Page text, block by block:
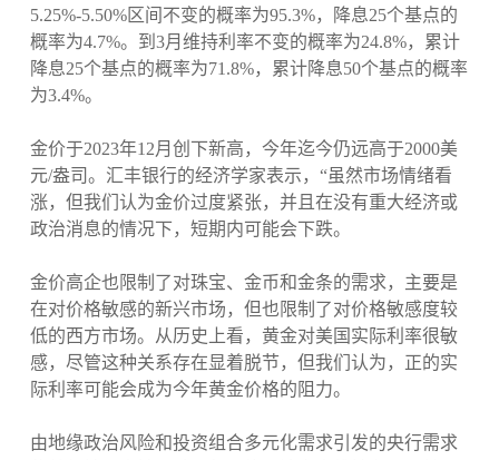
5.25%-5.50%区间不变的概率为95.3%，降息25个基点的
概率为4.7%。到3月维持利率不变的概率为24.8%，累计
降息25个基点的概率为71.8%，累计降息50个基点的概率
为3.4%。
金价于2023年12月创下新高，今年迄今仍远高于2000美
元/盎司。汇丰银行的经济学家表示，“虽然市场情绪看
涨，但我们认为金价过度紧张，并且在没有重大经济或
政治消息的情况下，短期内可能会下跌。
金价高企也限制了对珠宝、金币和金条的需求，主要是
在对价格敏感的新兴市场，但也限制了对价格敏感度较
低的西方市场。从历史上看，黄金对美国实际利率很敏
感，尽管这种关系存在显着脱节，但我们认为，正的实
际利率可能会成为今年黄金价格的阻力。
由地缘政治风险和投资组合多元化需求引发的央行需求